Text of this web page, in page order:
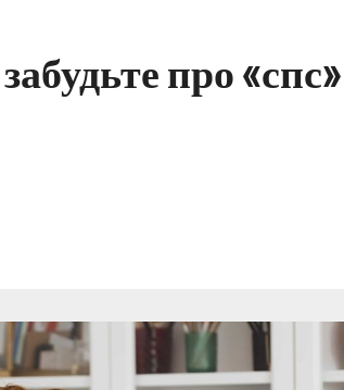
про